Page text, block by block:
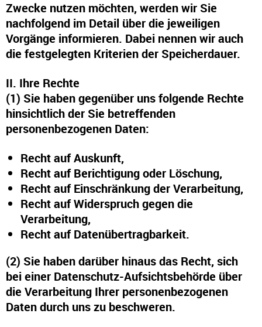
Zwecke nutzen möchten, werden wir Sie
nachfolgend im Detail über die jeweiligen
Vorgänge informieren. Dabei nennen wir auch
die festgelegten Kriterien der Speicherdauer.
II. Ihre Rechte
(1) Sie haben gegenüber uns folgende Rechte
hinsichtlich der Sie betreffenden
personenbezogenen Daten:
Recht auf Auskunft,
Recht auf Berichtigung oder Löschung,
Recht auf Einschränkung der Verarbeitung,
Recht auf Widerspruch gegen die
Verarbeitung,
Recht auf Datenübertragbarkeit.
(2) Sie haben darüber hinaus das Recht, sich
bei einer Datenschutz-Aufsichtsbehörde über
die Verarbeitung Ihrer personenbezogenen
Daten durch uns zu beschweren.